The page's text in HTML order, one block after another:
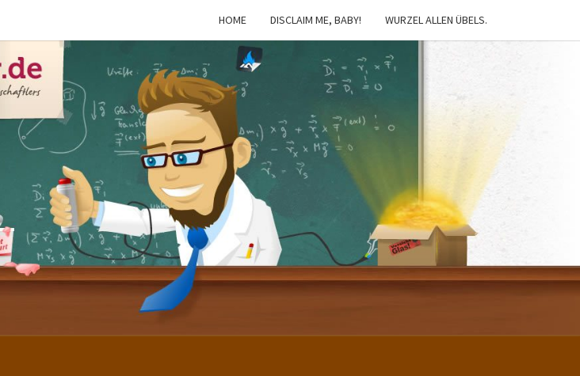
HOME DISCLAIM ME, BABY! WURZEL ALLEN ÜBELS.
SCHEIBSTER
Gutbürgerliche
Reime Und
Mehr! In
Blogform.
Total Old
School!